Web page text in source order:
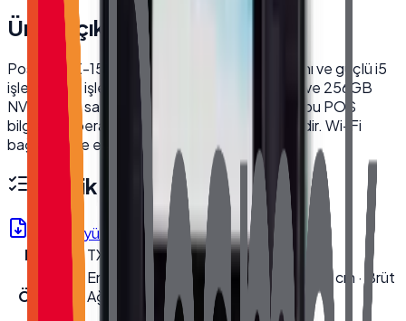
Ürün Açıklaması
PosTürk TX-1560M, 15.6 inç dokunmatik ekranı ve güçlü i5
işlemcisiyle işletmenize hız katıyor. 8GB RAM ve 256GB
NVMe SSD sayesinde akıcı bir kullanım sunan bu POS
bilgisayar, perakende ve restoranlar için idealdir. Wi-Fi
bağlantısı ile esnek kurulum imkanı sağlar.
Teknik Özellikler
Ürün Föyü (PDF)
Model
TX-1560M
Ölçüleri
En 22.5 cm · Boy 62 cm · Yükseklik 46 cm · Brüt
Ağırlık 5.8 kg